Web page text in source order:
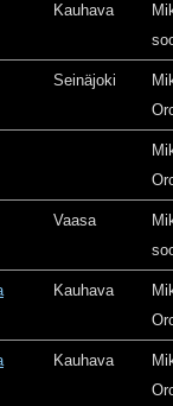
Kauhava
Seinäjoki
Vaasa
Kauhava
Kauhava